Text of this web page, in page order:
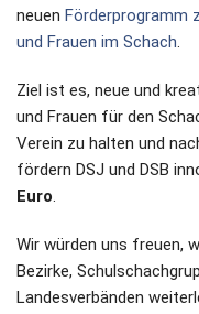
neuen Förderprogramm
und Frauen im Schach.
Ziel ist es, neue und
und Frauen für den
Verein zu halten und
fördern DSJ und DSB
Euro.
Wir würden uns freuen,
Bezirke,
Landesverbänden